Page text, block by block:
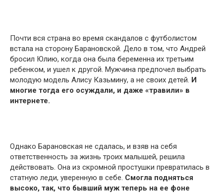
Почти вся страна во время скандалов с футболистом
встала на сторону Барановской. Дело в том, что Андрей
бросил Юлию, когда она была беременна их третьим
ребенком, и ушел к другой. Мужчина предпочел выбрать
молодую модель Алису Казьмину, а не своих детей. И
многие тогда его осуждали, и даже «травили» в
интернете.
Однако Барановская не сдалась, и взяв на себя
ответственность за жизнь троих малышей, решила
действовать. Она из скромной простушки превратилась в
статную леди, уверенную в себе. Смогла подняться
высоко, так, что бывший муж теперь на ее фоне